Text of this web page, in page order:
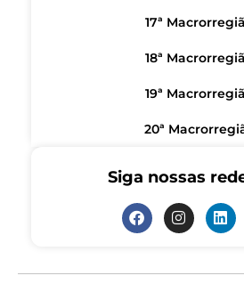
17ª
18ª
19ª
20ª
Siga nossas